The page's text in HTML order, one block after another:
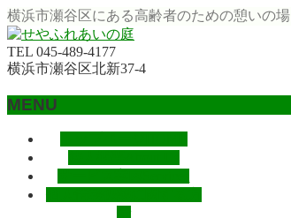
横浜市瀬谷区にある高齢者のための憩いの場
TEL 045‐489‐4177
横浜市瀬谷区北新37-4
MENU